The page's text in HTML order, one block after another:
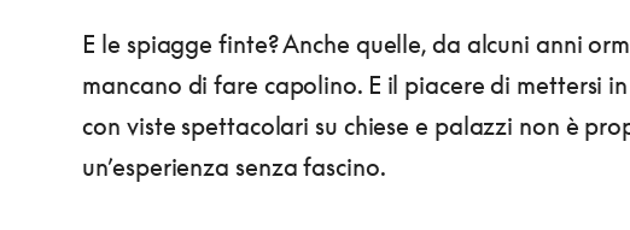
E le spiagge finte? Anche quelle, da alcuni anni
mancano di fare capolino. E il piacere di mettersi
con viste spettacolari su chiese e palazzi non è
un’esperienza senza fascino.